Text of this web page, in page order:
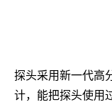
探头采用新一代高
计，能把探头使用